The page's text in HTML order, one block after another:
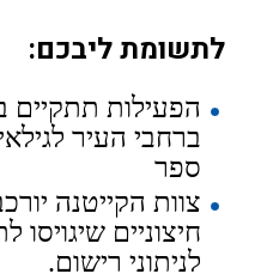
לתשומת ליבכם:
הפעילות תתקיים
ברחבי העיר
ספר
צוות הקייטנה
חיצוניים
לניתוני רישום.